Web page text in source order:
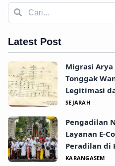
Latest Post
Migrasi Arya
Tonggak
Legitimasi
SEJARAH
Pengadilan
Layanan E-
Peradilan di
KARANGASEM